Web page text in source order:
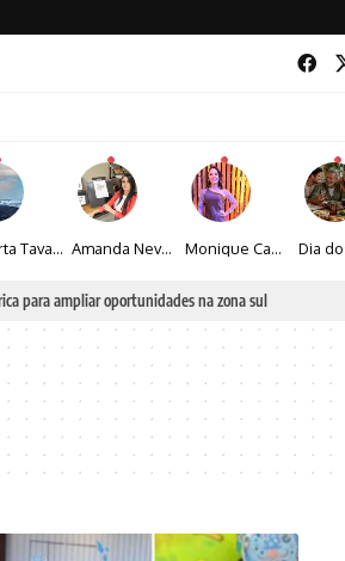
Roberta Tavares transforma a fotografia em obras de arte marcadas pela sensibilidade e sofisticação Amanda Neves transforma a beleza da natureza em obras realistas repletas de sensibilidade Monique Camacho é homenageada no Prêmio Gênios da Atualidade 2026
para ampliar oportunidades na zona sul